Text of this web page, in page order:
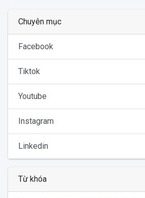
Chuyên mục
Facebook
Tiktok
Youtube
Instagram
Linkedin
Từ khóa